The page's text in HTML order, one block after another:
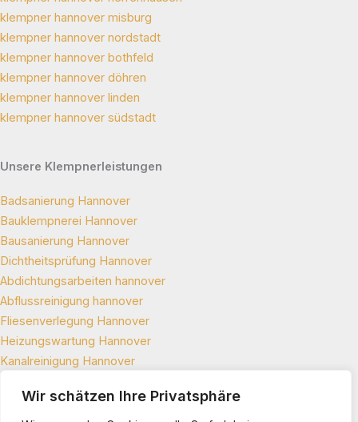
Wir schätzen Ihre Privatsphäre
klempner hannover misburg
klempner hannover nordstadt
klempner hannover bothfeld
klempner hannover döhren
klempner hannover linden
klempner hannover südstadt
Unsere Klempnerleistungen
Badsanierung Hannover
Bauklempnerei Hannover
Bausanierung Hannover
Dichtheitsprüfung Hannover
Abdichtungsarbeiten hannover
Abflussreinigung hannover
Fliesenverlegung Hannover
Heizungswartung Hannover
Kanalreinigung Hannover
Rohrreinigung Hannover